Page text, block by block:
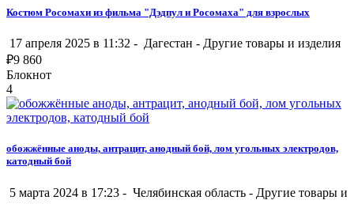
Костюм Росомахи из фильма "Дэдпул и Росомаха" для взрослых
17 апреля 2025 в 11:32 - Дагестан - Другие товары и изделия
₽9 860
Блокнот
4
обожжённые аноды, антрацит, анодный бой, лом угольных электродов,
катодный бой
5 марта 2024 в 17:23 - Челябинская область - Другие товары и